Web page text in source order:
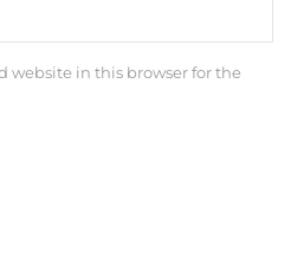
website in this browser for the